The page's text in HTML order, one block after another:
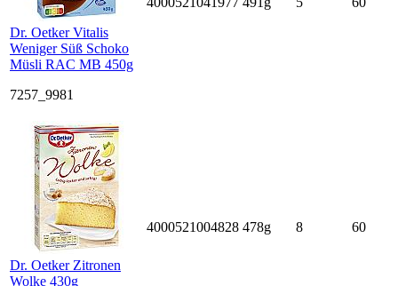
Dr. Oetker Vitalis
Weniger Süß Schoko
Müsli RAC MB 450g
7257_9981
Dr. Oetker Zitronen
Wolke 430g
4000521004828 478g 8 60